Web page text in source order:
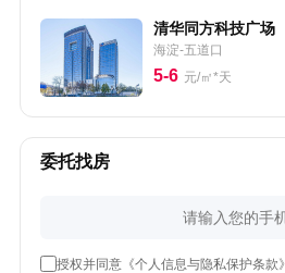
清华同方科技广场
海淀-五道口
5-6 元/㎡*天
委托找房
授权并同意《个人信息与隐私保护条款》